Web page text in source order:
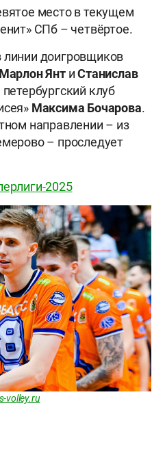
место в текущем
СПб – четвёртое.
доигровщиков
Марлон ЯнтиСтанислав
клуб
Максима Бочарова.
направлении – из
– проследует
2025
volley.ru